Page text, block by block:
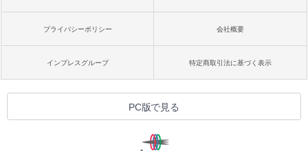
プライバシーポリシー 会社概要
インプレスグループ 特定商取引法に基づく表示
PC版で見る